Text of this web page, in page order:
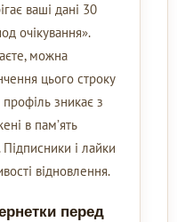
ваші дані 30
очікування».
можна
цього строку
профіль зникає з
в пам’ять
і лайки
відновлення.
перед